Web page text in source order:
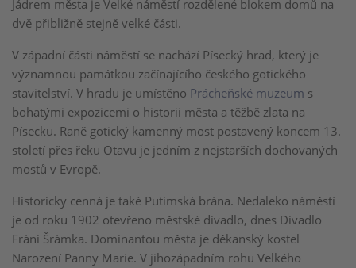
Jádrem města je Velké náměstí rozdělené blokem domů na
dvě přibližně stejně velké části.
V západní části náměstí se nachází Písecký hrad, který je
významnou památkou začínajícího českého gotického
stavitelství. V hradu je umístěno Prácheňské muzeum s
bohatými expozicemi o historii města a těžbě zlata na
Písecku. Raně gotický kamenný most postavený koncem 13.
století přes řeku Otavu je jedním z nejstarších dochovaných
mostů v Evropě.
Historicky cenná je také Putimská brána. Nedaleko náměstí
je od roku 1902 otevřeno městské divadlo, dnes Divadlo
Fráni Šrámka. Dominantou města je děkanský kostel
Narození Panny Marie. V jihozápadním rohu Velkého